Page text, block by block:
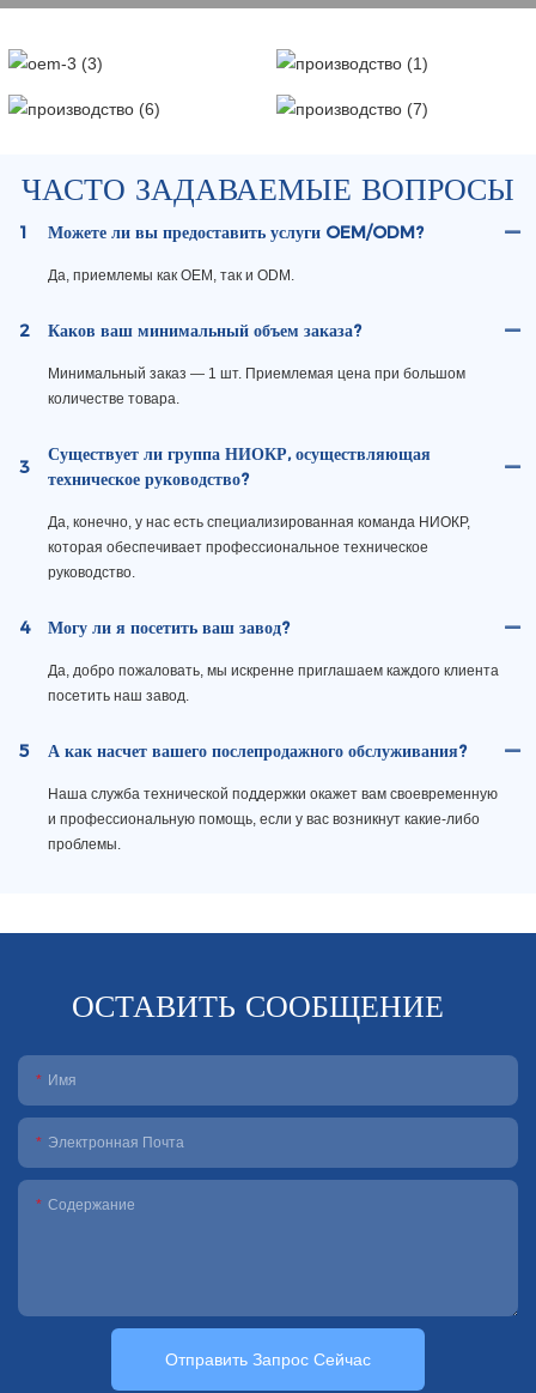
ЧАСТО ЗАДАВАЕМЫЕ ВОПРОСЫ
1 Можете ли вы предоставить услуги OEM/ODM?
Да, приемлемы как OEM, так и ODM.
2 Каков ваш минимальный объем заказа?
Минимальный заказ — 1 шт. Приемлемая цена при большом
количестве товара.
3
Существует ли группа НИОКР, осуществляющая
техническое руководство?
Да, конечно, у нас есть специализированная команда НИОКР,
которая обеспечивает профессиональное техническое
руководство.
4 Могу ли я посетить ваш завод?
Да, добро пожаловать, мы искренне приглашаем каждого клиента
посетить наш завод.
5 А как насчет вашего послепродажного обслуживания?
Наша служба технической поддержки окажет вам своевременную
и профессиональную помощь, если у вас возникнут какие-либо
проблемы.
ОСТАВИТЬ СООБЩЕНИЕ
Имя
Электронная Почта
Содержание
Отправить Запрос Сейчас